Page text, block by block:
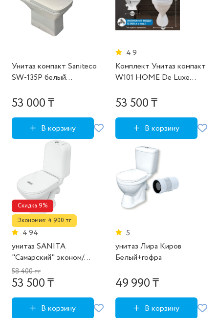
Унитаз компакт Saniteco
SW-135P белый
123502591)
53 000 ₸
В корзину
4.9
Комплект Унитаз компакт
W101 HOME De Luxe
PREMIUM
53 500 ₸
В корзину
Скидка 9%
Экономия: 4 900 тг
4.94
унитаз SANITA
"Самарский" эконом/
стандарт
58 400 тг
53 500 ₸
В корзину
5
унитаз Лира Киров
Белый+гофра
49 990 ₸
В корзину